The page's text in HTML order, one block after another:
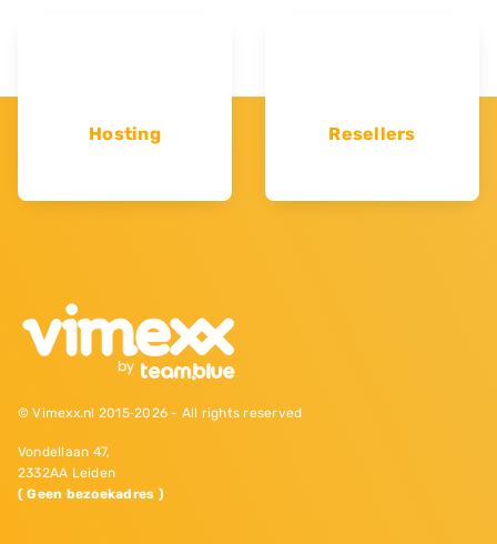
Hosting Resellers
© Vimexx.nl 2015‐2026 - All rights reserved
Vondellaan 47,
2332AA Leiden
( Geen bezoekadres )